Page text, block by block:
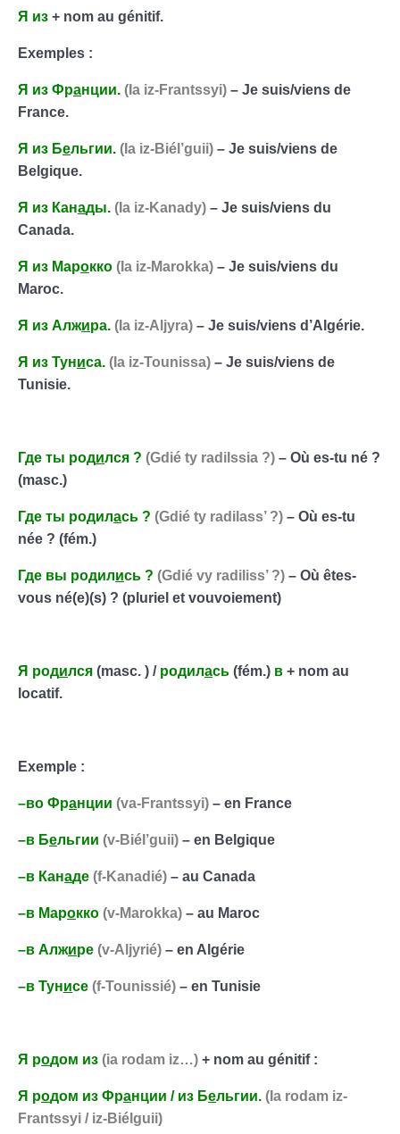
Я из + nom au génitif.
Exemples :
Я из Франции. (Ia iz-Frantssyi) – Je suis/viens de
France.
Я из Бельгии. (Ia iz-Biél’guii) – Je suis/viens de
Belgique.
Я из Канады. (Ia iz-Kanady) – Je suis/viens du
Canada.
Я из Марокко (Ia iz-Marokka) – Je suis/viens du
Maroc.
Я из Алжира. (Ia iz-Aljyra) – Je suis/viens d’Algérie.
Я из Туниса. (Ia iz-Tounissa) – Je suis/viens de
Tunisie.
Где ты родился ? (Gdié ty radilssia ?) – Où es-tu né ?
(masc.)
Где ты родилась ? (Gdié ty radilass’ ?) – Où es-tu
née ? (fém.)
Где вы родились ? (Gdié vy radiliss’ ?) – Où êtes-
vous né(e)(s) ? (pluriel et vouvoiement)
Я родился (masc. ) / родилась (fém.) в + nom au
locatif.
Exemple :
–во Франции (va-Frantssyi) – en France
–в Бельгии (v-Biél’guii) – en Belgique
–в Канаде (f-Kanadié) – au Canada
–в Марокко (v-Marokka) – au Maroc
–в Алжирe (v-Aljyrié) – en Algérie
–в Тунисe (f-Tounissié) – en Tunisie
Я родом из (ia rodam iz…) + nom au génitif :
Я родом из Франции / из Бельгии. (Ia rodam iz-
Frantssyi / iz-Biélguii)